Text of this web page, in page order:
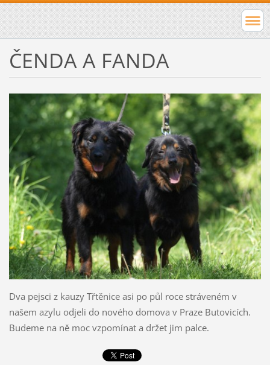
ČENDA A FANDA
Dva pejsci z kauzy Třtěnice asi po půl roce stráveném v
našem azylu odjeli do nového domova v Praze Butovicích.
Budeme na ně moc vzpomínat a držet jim palce.